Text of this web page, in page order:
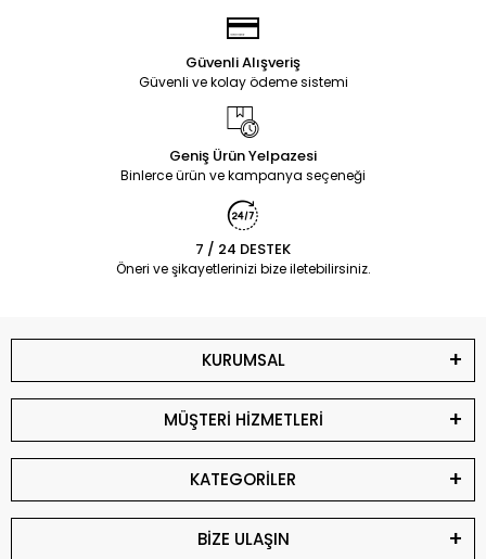
Güvenli Alışveriş
Güvenli ve kolay ödeme sistemi
Geniş Ürün Yelpazesi
Binlerce ürün ve kampanya seçeneği
7 / 24 DESTEK
Öneri ve şikayetlerinizi bize iletebilirsiniz.
KURUMSAL
MÜŞTERİ HİZMETLERİ
KATEGORİLER
BİZE ULAŞIN